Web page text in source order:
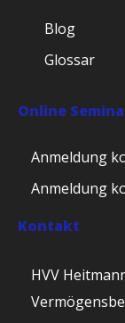
Blog
Glossar
Online
Anmeldung
Anmeldung
Kontakt
HVV